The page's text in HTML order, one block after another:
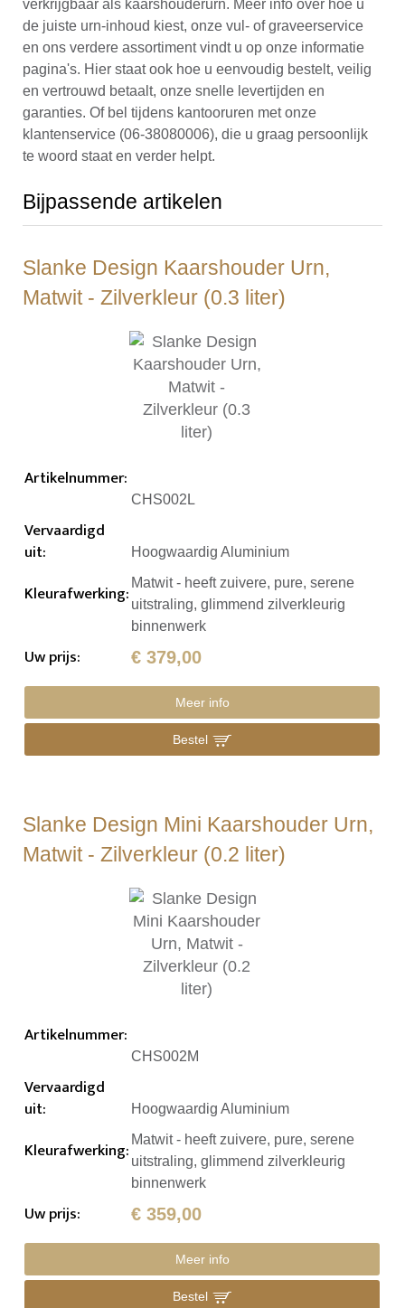
verkrijgbaar als kaarshouderurn. Meer info over hoe u
de juiste urn-inhoud kiest, onze vul- of graveerservice
en ons verdere assortiment vindt u op onze informatie
pagina's. Hier staat ook hoe u eenvoudig bestelt, veilig
en vertrouwd betaalt, onze snelle levertijden en
garanties. Of bel tijdens kantooruren met onze
klantenservice (06-38080006), die u graag persoonlijk
te woord staat en verder helpt.
Bijpassende artikelen
Slanke Design Kaarshouder Urn,
Matwit - Zilverkleur (0.3 liter)
Artikelnummer:
CHS002L
Vervaardigd
uit: Hoogwaardig Aluminium
Kleurafwerking: Matwit - heeft zuivere, pure, serene
uitstraling, glimmend zilverkleurig
binnenwerk
Uw prijs: € 379,00
Meer info
Bestel
Slanke Design Mini Kaarshouder Urn,
Matwit - Zilverkleur (0.2 liter)
Artikelnummer:
CHS002M
Vervaardigd
uit: Hoogwaardig Aluminium
Kleurafwerking: Matwit - heeft zuivere, pure, serene
uitstraling, glimmend zilverkleurig
binnenwerk
Uw prijs: € 359,00
Meer info
Bestel